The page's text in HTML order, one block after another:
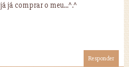
já comprar o meu...^.^
Responder